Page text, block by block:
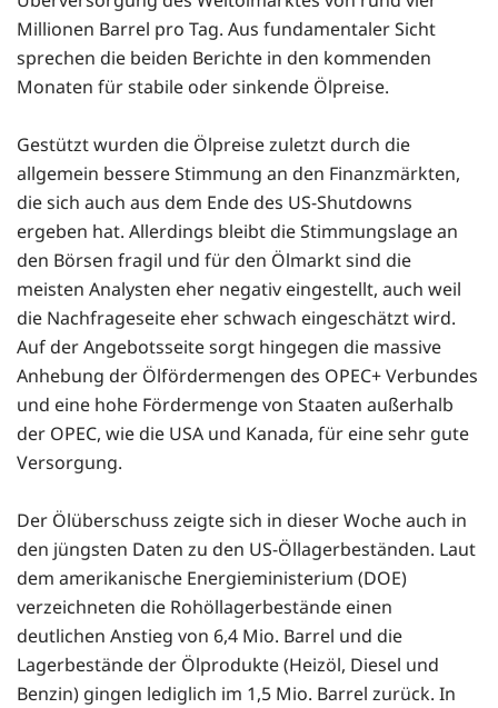
Millionen Barrel pro Tag. Aus fundamentaler Sicht
sprechen die beiden Berichte in den kommenden
Monaten für stabile oder sinkende Ölpreise.
Gestützt wurden die Ölpreise zuletzt durch die
allgemein bessere Stimmung an den Finanzmärkten,
die sich auch aus dem Ende des US-Shutdowns
ergeben hat. Allerdings bleibt die Stimmungslage an
den Börsen fragil und für den Ölmarkt sind die
meisten Analysten eher negativ eingestellt, auch weil
die Nachfrageseite eher schwach eingeschätzt wird.
Auf der Angebotsseite sorgt hingegen die massive
Anhebung der Ölfördermengen des OPEC+ Verbundes
und eine hohe Fördermenge von Staaten außerhalb
der OPEC, wie die USA und Kanada, für eine sehr gute
Versorgung.
Der Ölüberschuss zeigte sich in dieser Woche auch in
den jüngsten Daten zu den US-Öllagerbeständen. Laut
dem amerikanische Energieministerium (DOE)
verzeichneten die Rohöllagerbestände einen
deutlichen Anstieg von 6,4 Mio. Barrel und die
Lagerbestände der Ölprodukte (Heizöl, Diesel und
Benzin) gingen lediglich im 1,5 Mio. Barrel zurück. In